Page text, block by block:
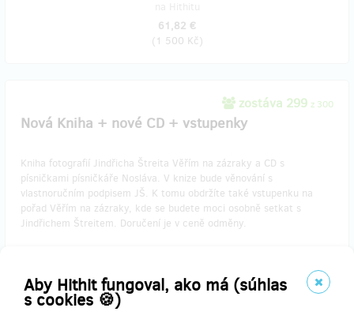
Aby Hithit fungoval, ako má (súhlas
s cookies 🍪)
61,82 €
(1 500 Kč)
zostáva 299 z 300
Nová Kniha + nové CD + vstupenky
Kniha fotografií Jindřicha Štreita Věřím na zázraky a CD s
písničkami písničkáře Nosláva. V knize bude věnování s
vlastnoručním podpisem JŠ. K tomu obdržíte také vstupenku na
pořad Věřím na zázraky, kde se budete moci osobně setkat s
Jindřichem Štreitem. Doručení je v ceně odměny.